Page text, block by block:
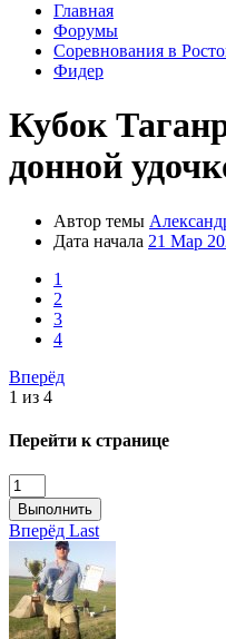
Главная
Форумы
Соревнования в
Фидер
Кубок
донной
Автор темы
Дата начала 21 Мар
1
2
3
4
Вперёд
1 из 4
Перейти к странице
Выполнить
Вперёд Last